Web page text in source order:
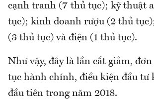
cạnh tranh (7 thủ tục); kỹ thuật
tục); kinh doanh rượu (2 thủ
(3 thủ tục) và điện (1 thủ tục).
Như vậy, đây là lần cắt giảm,
tục hành chính, điều kiện đầu tư
đầu tiên trong năm 2018.